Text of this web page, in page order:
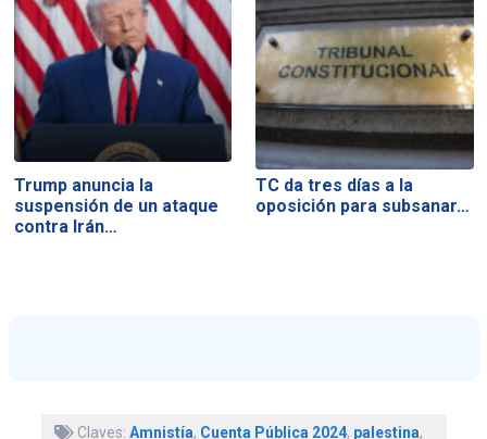
Trump anuncia la
suspensión de un ataque
contra Irán…
TC da tres días a la
oposición para subsanar…
Claves: Amnistía, Cuenta Pública 2024, palestina,